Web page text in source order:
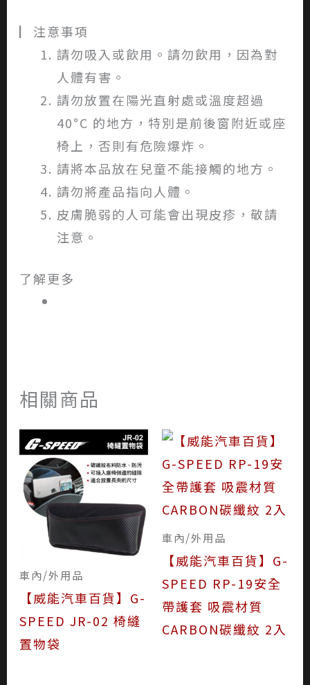
▏注意事項
請勿吸入或飲用。請勿飲用，因為對
人體有害。
請勿放置在陽光直射處或溫度超過
40°C 的地方，特別是前後窗附近或座
椅上，否則有危險爆炸。
請將本品放在兒童不能接觸的地方。
請勿將產品指向人體。
皮膚脆弱的人可能會出現皮疹，敬請
注意。
了解更多
相關商品
車內/外用品
【威能汽車百貨】G-
SPEED JR-02 椅縫
置物袋
車內/外用品
【威能汽車百貨】G-
SPEED RP-19安全
帶護套 吸震材質
CARBON碳纖紋 2入